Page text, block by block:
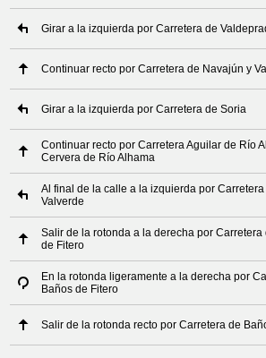
Girar a la izquierda por Carretera de
Continuar recto por Carretera de Navajún y
Girar a la izquierda por Carretera de Soria
Continuar recto por Carretera Aguilar de Río
Cervera de Río Alhama
Al final de la calle a la izquierda por
Valverde
Salir de la rotonda a la derecha por Carretera
de Fitero
En la rotonda ligeramente a la derecha por
Baños de Fitero
Salir de la rotonda recto por Carretera de